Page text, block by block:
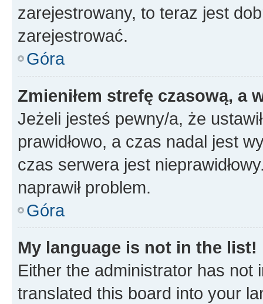
zarejestrowany, to teraz jest
zarejestrować.
Góra
Zmieniłem strefę czasową, a
Jeżeli jesteś pewny/a, że
prawidłowo, a czas nadal jest
czas serwera jest
naprawił problem.
Góra
My language is not in the list!
Either the administrator has not
translated this board into your